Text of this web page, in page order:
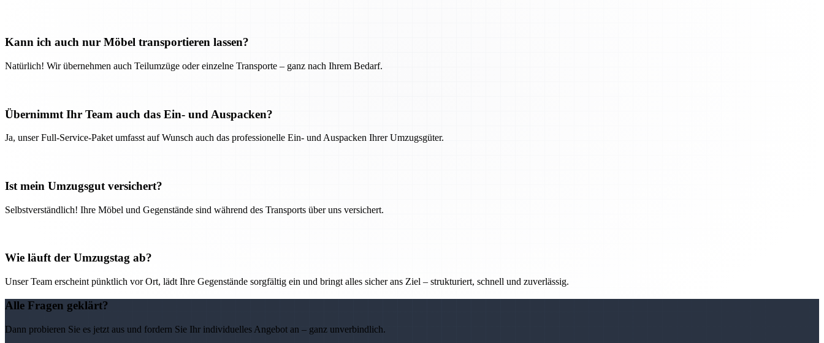
Kann ich auch nur Möbel transportieren lassen?
Natürlich! Wir übernehmen auch Teilumzüge oder einzelne Transporte – ganz nach Ihrem Bedarf.
Übernimmt Ihr Team auch das Ein- und Auspacken?
Ja, unser Full-Service-Paket umfasst auf Wunsch auch das professionelle Ein- und Auspacken Ihrer Umzugsgüter.
Ist mein Umzugsgut versichert?
Selbstverständlich! Ihre Möbel und Gegenstände sind während des Transports über uns versichert.
Wie läuft der Umzugstag ab?
Unser Team erscheint pünktlich vor Ort, lädt Ihre Gegenstände sorgfältig ein und bringt alles sicher ans Ziel – strukturiert, schnell und zuverlässig.
Alle Fragen geklärt?
Dann probieren Sie es jetzt aus und fordern Sie Ihr individuelles Angebot an – ganz unverbindlich.